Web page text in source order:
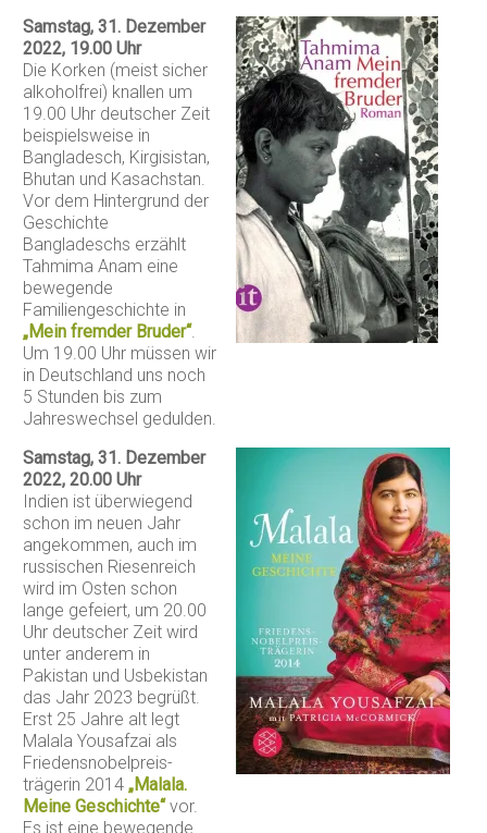
Samstag, 31. Dezember
2022, 19.00 Uhr
Die Korken (meist sicher
alkoholfrei) knallen um
19.00 Uhr deutscher Zeit
beispielsweise in
Bangladesch, Kirgisistan,
Bhutan und Kasachstan.
Vor dem Hintergrund der
Geschichte
Bangladeschs erzählt
Tahmima Anam eine
bewegende
Familiengeschichte in
„Mein fremder Bruder“.
Um 19.00 Uhr müssen wir
in Deutschland uns noch
5 Stunden bis zum
Jahreswechsel gedulden.
Samstag, 31. Dezember
2022, 20.00 Uhr
Indien ist überwiegend
schon im neuen Jahr
angekommen, auch im
russischen Riesenreich
wird im Osten schon
lange gefeiert, um 20.00
Uhr deutscher Zeit wird
unter anderem in
Pakistan und Usbekistan
das Jahr 2023 begrüßt.
Erst 25 Jahre alt legt
Malala Yousafzai als
Friedensnobelpreis-
trägerin 2014„Malala.
Meine Geschichte“ vor.
Es ist eine bewegende